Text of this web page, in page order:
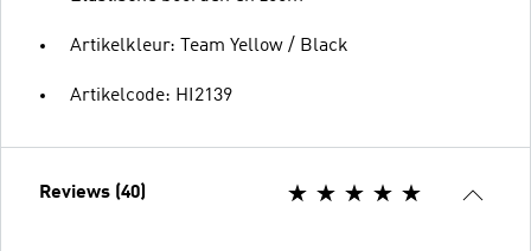
Artikelkleur: Team Yellow / Black
Artikelcode: HI2139
Reviews (40)